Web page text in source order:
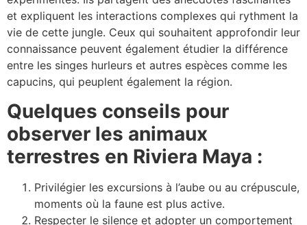
et expliquent les interactions complexes qui rythment la
vie de cette jungle. Ceux qui souhaitent approfondir leur
connaissance peuvent également étudier la différence
entre les singes hurleurs et autres espèces comme les
capucins, qui peuplent également la région.
Quelques conseils pour
observer les animaux
terrestres en Riviera Maya :
Privilégier les excursions à l’aube ou au crépuscule,
moments où la faune est plus active.
Respecter le silence et adopter un comportement